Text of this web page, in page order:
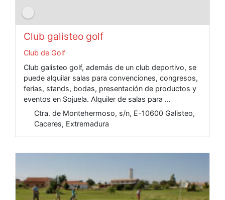
Club galisteo golf
Club de Golf
Club galisteo golf, además de un club deportivo, se
puede alquilar salas para convenciones, congresos,
ferias, stands, bodas, presentación de productos y
eventos en Sojuela. Alquiler de salas para ...
Ctra. de Montehermoso, s/n, E-10600 Galisteo,
Caceres, Extremadura